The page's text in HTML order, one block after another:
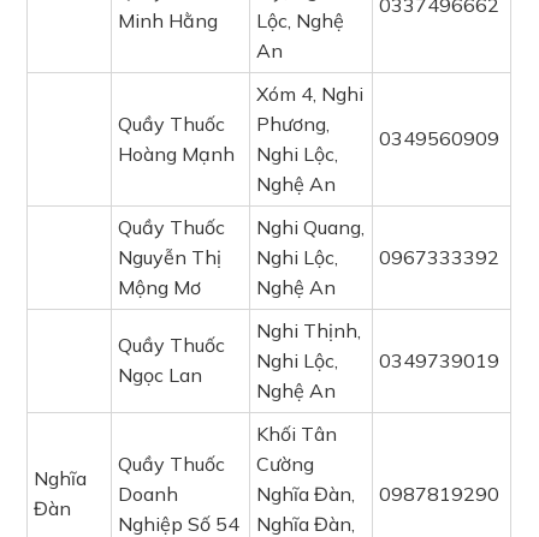
Minh Hằng
Lộc, Nghệ
An
0337496662
Quầy Thuốc
Hoàng Mạnh
Xóm 4, Nghi
Phương,
Nghi Lộc,
Nghệ An
0349560909
Quầy Thuốc
Nguyễn Thị
Mộng Mơ
Nghi Quang,
Nghi Lộc,
Nghệ An
0967333392
Quầy Thuốc
Ngọc Lan
Nghi Thịnh,
Nghi Lộc,
Nghệ An
0349739019
Nghĩa
Đàn
Quầy Thuốc
Doanh
Nghiệp Số 54
Khối Tân
Cường
Nghĩa Đàn,
Nghĩa Đàn,
0987819290